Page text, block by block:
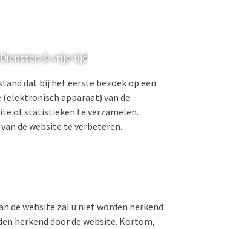
Diensten & vrije tijd
dat bij het eerste bezoek op een
apparaat) van de
of statistieken te verzamelen.
de website te verbeteren.
de website zal u niet worden herkend
herkend door de website. Kortom,